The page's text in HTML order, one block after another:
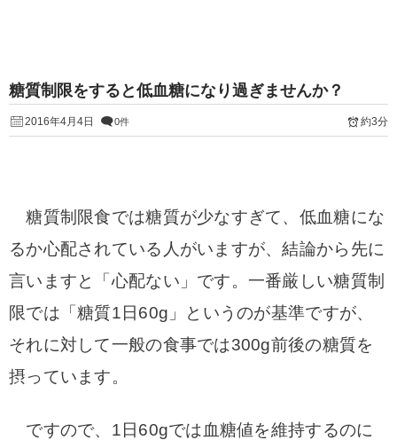
糖質制限をすると低血糖になり過ぎませんか？
2016年4月4日 0件 約3分
糖質制限食では糖質が少なすぎて、低血糖にな
るか心配されている人がいますが、結論から先に
言いますと「心配ない」です。 一番厳しい糖質制
限では「糖質1日60g」というのが基準ですが、
それに対して一般の食事では300g前後の糖質を
摂っています。
ですので、1日60gでは血糖値を維持するのに